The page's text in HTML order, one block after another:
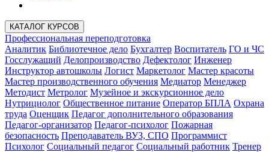
КАТАЛОГ КУРСОВ
Профессиональная переподготовка
Аналитик Библиотечное дело Бухгалтер Воспитатель ГО и ЧС
Госслужащий Делопроизводство Дефектолог Инженер
Инструктор автошколы Логист Маркетолог Мастер красоты
Мастер производственного обучения Медиатор Менеджер
Методист Метролог Музейное и экскурсионное дело
Нутрициолог Общественное питание Оператор БПЛА Охрана
труда Оценщик Педагог дополнительного образования
Педагог-организатор Педагог-психолог Пожарная
безопасность Преподаватель ВУЗ, СПО Программист
Психолог Социальный педагог Социальный работник Тренер